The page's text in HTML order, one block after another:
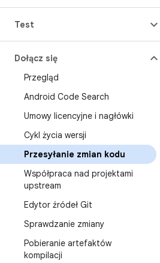
Test
Dołącz się
Przegląd
Android Code Search
Umowy licencyjne i nagłówki
Cykl życia wersji
Przesyłanie zmian kodu
Współpraca nad projektami
upstream
Edytor źródeł Git
Sprawdzanie zmiany
Pobieranie artefaktów
kompilacji